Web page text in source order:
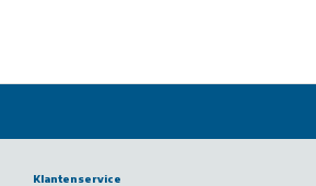
Klantenservice